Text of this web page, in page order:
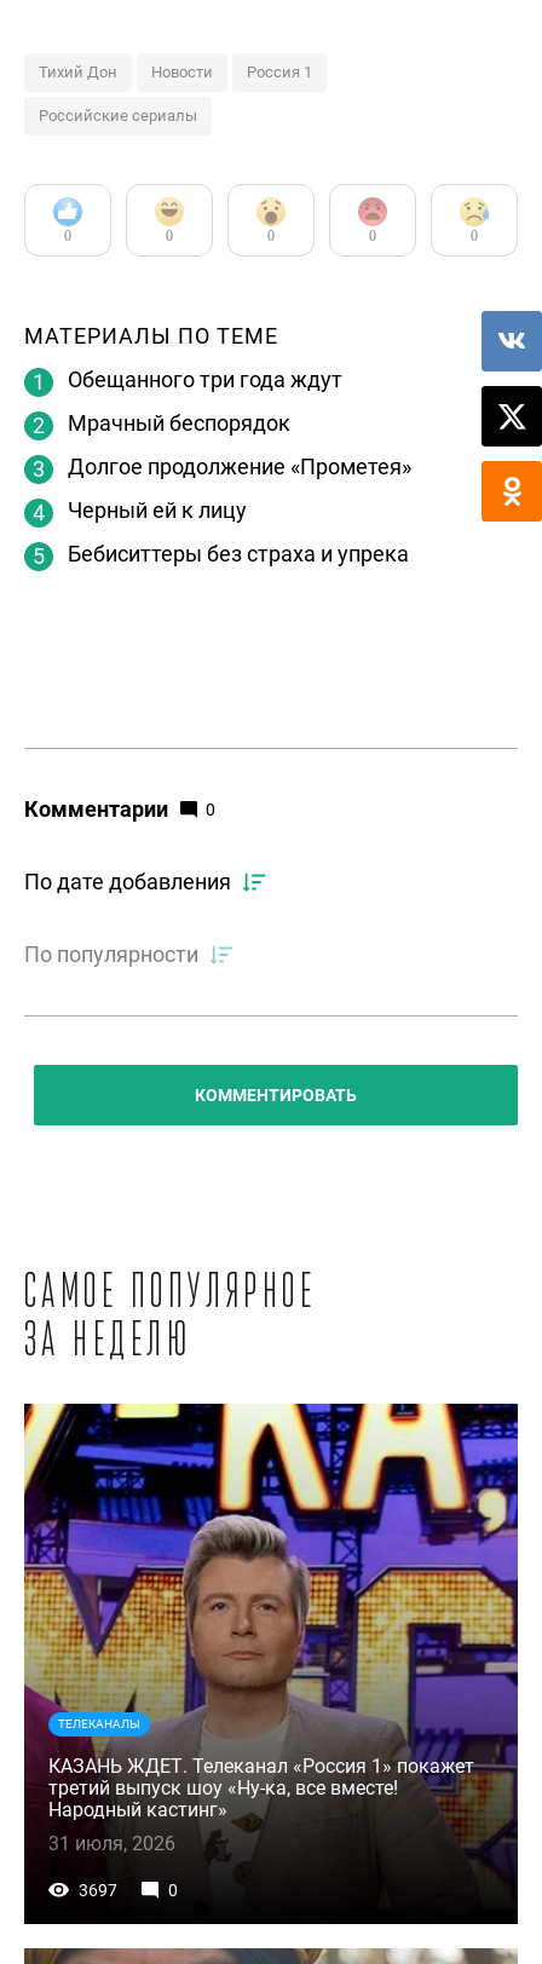
Тихий Дон Новости Россия 1
Российские сериалы
0 0 0 0 0
МАТЕРИАЛЫ ПО ТЕМЕ
Обещанного три года ждут
Мрачный беспорядок
Долгое продолжение «Прометея»
Черный ей к лицу
Бебиситтеры без страха и упрека
Комментарии 0
По дате добавления
По популярности
КОММЕНТИРОВАТЬ
Самое популярное
за неделю
ТЕЛЕКАНАЛЫ
КАЗАНЬ ЖДЕТ. Телеканал «Россия 1» покажет
третий выпуск шоу «Ну-ка, все вместе!
Народный кастинг»
31 июля, 2026
3697 0